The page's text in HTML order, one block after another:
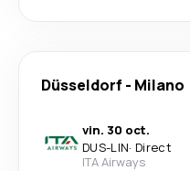
Düsseldorf - Milano
vin. 30 oct.
DUS-LIN· Direct
ITA Airways